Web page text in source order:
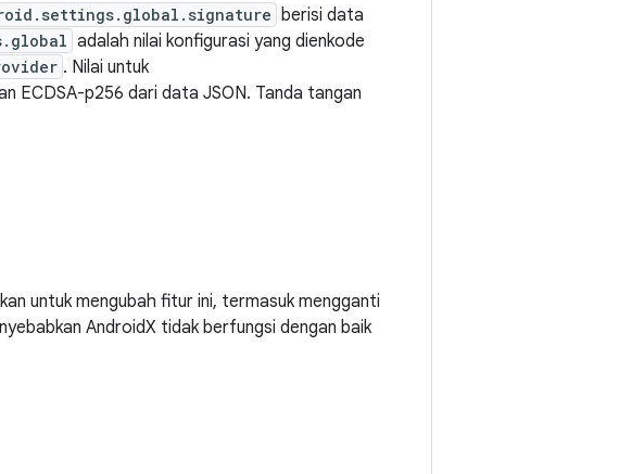
berisi data
adalah nilai konfigurasi yang dienkode
. Nilai untuk
ECDSA-p256 dari data JSON. Tanda tangan
untuk mengubah fitur ini, termasuk mengganti
AndroidX tidak berfungsi dengan baik